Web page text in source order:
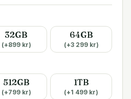
32GB
(+899kr)
64GB
(+3 299kr)
512GB
(+799kr)
1TB
(+1 499 kr)